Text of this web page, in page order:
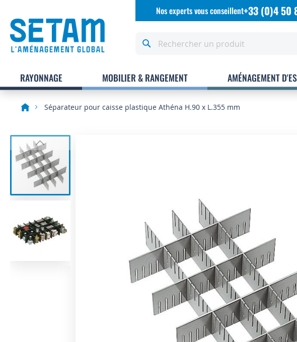
AllezNos experts vous conseillent+33 (0)4 50
RAYONNAGE MOBILIER & RANGEMENT AMÉNAGEMENT
Séparateur pour caisse plastique Athéna H.90 x L.355 mm
Skip
to
the
end